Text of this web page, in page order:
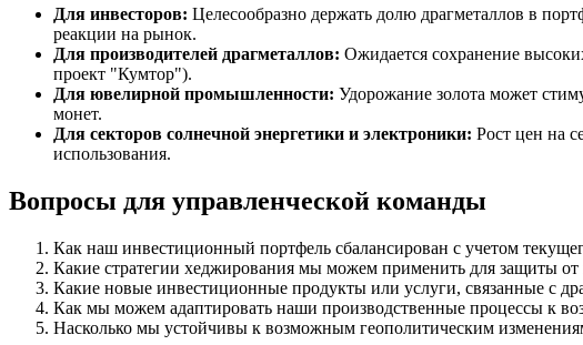
Для инвесторов: Целесообразно держать долю драгметаллов в
реакции на рынок.
Для производителей драгметаллов: Ожидается сохранение
проект "Кумтор").
Для ювелирной промышленности: Удорожание золота может
монет.
Для секторов солнечной энергетики и электроники: Рост цен на
использования.
Вопросы для управленческой команды
Как наш инвестиционный портфель сбалансирован с учетом
Какие стратегии хеджирования мы можем применить для защиты
Какие новые инвестиционные продукты или услуги, связанные с
Как мы можем адаптировать наши производственные процессы к
Насколько мы устойчивы к возможным геополитическим